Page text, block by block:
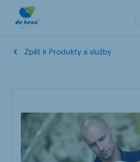
Zpět k Produkty a služby